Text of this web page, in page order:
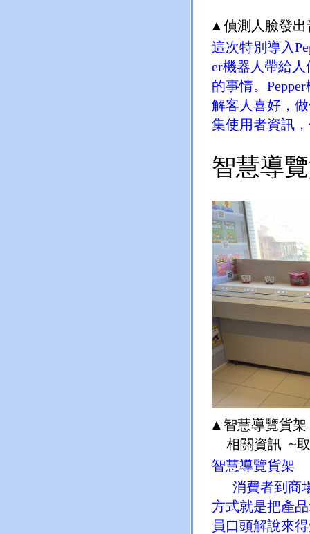
▲ 偵測人臉發
這次特別導入
er機器人帶給
的事情。
解客人喜好，
集使用者資訊
智慧導
▲ 智慧導覽貨架
相關資訊 ~
智慧導覽貨架
消費者到商場
方式就是把產
員口頭解說來